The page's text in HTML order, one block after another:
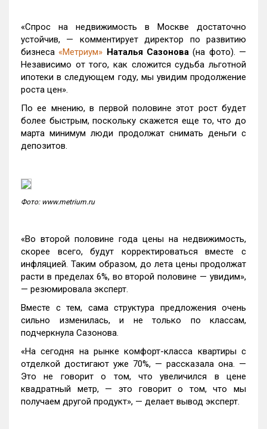
«Спрос на недвижимость в Москве достаточно
устойчив, — комментирует директор по развитию
бизнеса «Метриум» Наталья Сазонова (на фото). —
Независимо от того, как сложится судьба льготной
ипотеки в следующем году, мы увидим продолжение
роста цен».
По ее мнению, в первой половине этот рост будет
более быстрым, поскольку скажется еще то, что до
марта минимум люди продолжат снимать деньги с
депозитов.
Фото: www.metrium.ru
«Во второй половине года цены на недвижимость,
скорее всего, будут корректироваться вместе с
инфляцией. Таким образом, до лета цены продолжат
расти в пределах 6%, во второй половине — увидим»,
— резюмировала эксперт.
Вместе с тем, сама структура предложения очень
сильно изменилась, и не только по классам,
подчеркнула Сазонова.
«На сегодня на рынке комфорт-класса квартиры с
отделкой достигают уже 70%, — рассказала она. —
Это не говорит о том, что увеличился в цене
квадратный метр, — это говорит о том, что мы
получаем другой продукт», — делает вывод эксперт.